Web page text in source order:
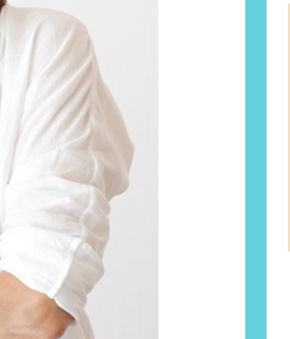
Labeau Organic continúa
apostando por la cosmética
del bienestar